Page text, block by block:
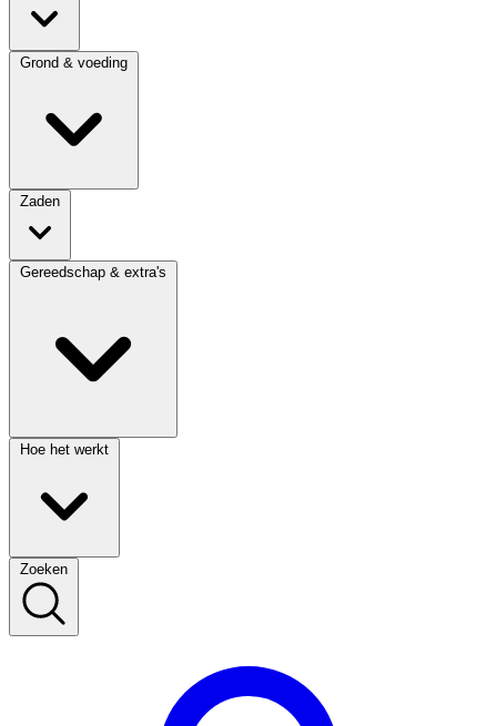
Grond & voeding
Zaden
Gereedschap & extra's
Hoe het werkt
Zoeken